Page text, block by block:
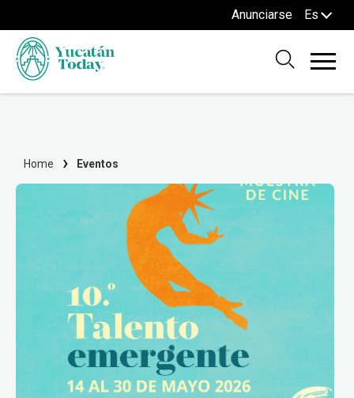
Anunciarse Es
Home Eventos